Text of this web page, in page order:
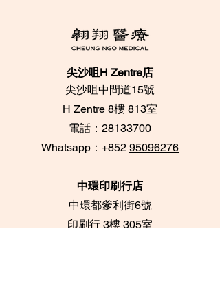
尖沙咀H Zentre店
尖沙咀中間道15號
​H Zentre 8樓 813室
電話：28133700
​Whatsapp：+852 95096276
中環印刷行店
中環都爹利街6號
​印刷行 3樓 305室